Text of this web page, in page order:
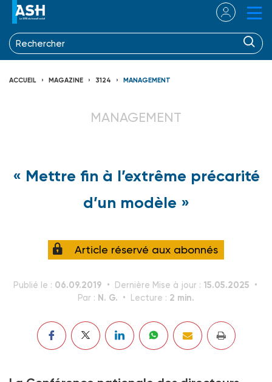
ACCUEIL MAGAZINE 3124 MANAGEMENT
MANAGEMENT
« Mettre fin à l’extrême précarité
d’un modèle »
Article réservé aux abonnés
Publié le : 06.09.2019 Dernière Mise à jour : 15.05.2025
Par : N. G. Lecture : 2 min.